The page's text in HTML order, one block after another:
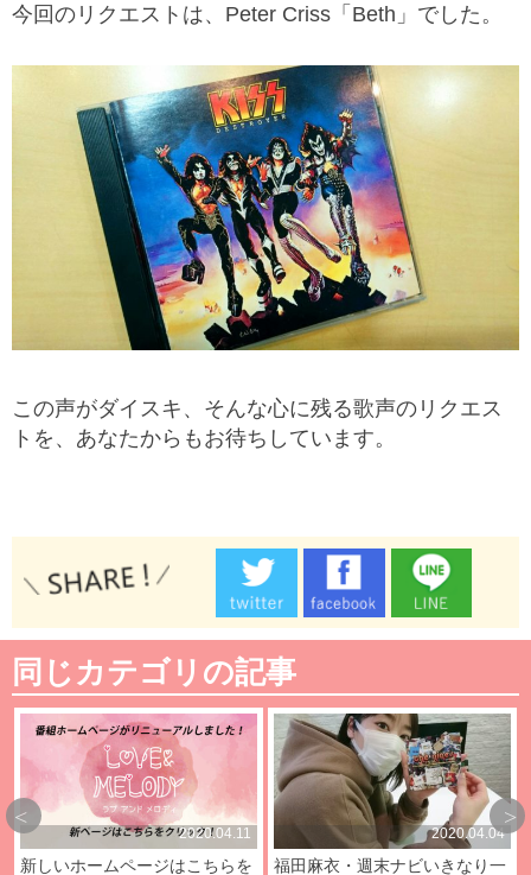
今回のリクエストは、Peter Criss「Beth」でした。
この声がダイスキ、そんな心に残る歌声のリクエス
トを、あなたからもお待ちしています。
同じカテゴリの記事
2020.04.11
新しいホームページはこちらを
2020.04.04
福田麻衣・週末ナビいきなり一